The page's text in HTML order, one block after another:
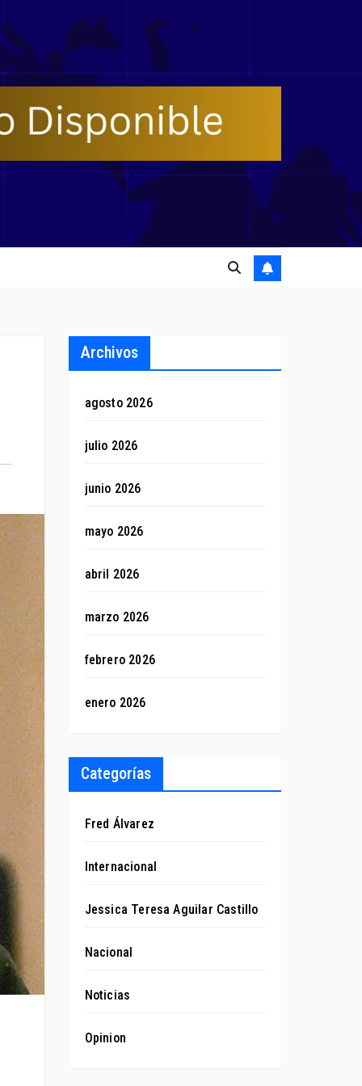
Archivos
agosto 2026
julio 2026
junio 2026
mayo 2026
abril 2026
marzo 2026
febrero 2026
enero 2026
Categorías
Fred Álvarez
Internacional
Jessica Teresa Aguilar Castillo
Nacional
Noticias
Opinion